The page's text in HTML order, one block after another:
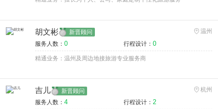
胡文彬 新晋顾问
温州
服务人数： 0 行程设计： 0
精通业务：温州及周边地接旅游专业服务商
吉儿 新晋顾问
杭州
服务人数： 4 行程设计： 2